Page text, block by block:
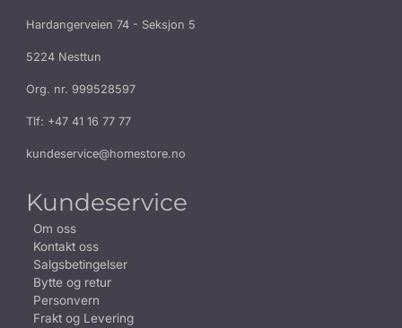
Hardangerveien 74 - Seksjon 5
5224 Nesttun
Org. nr. 999528597
Tlf: +47 41 16 77 77
kundeservice@homestore.no
Kundeservice
Om oss
Kontakt oss
Salgsbetingelser
Bytte og retur
Personvern
Frakt og Levering